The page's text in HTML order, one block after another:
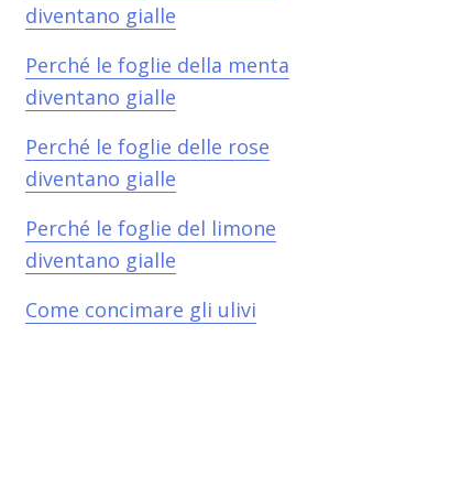
diventano gialle​
Perché le foglie della menta
diventano gialle​
Perché le foglie delle rose
diventano gialle​
Perché le foglie del limone
diventano gialle​
Come concimare gli ulivi